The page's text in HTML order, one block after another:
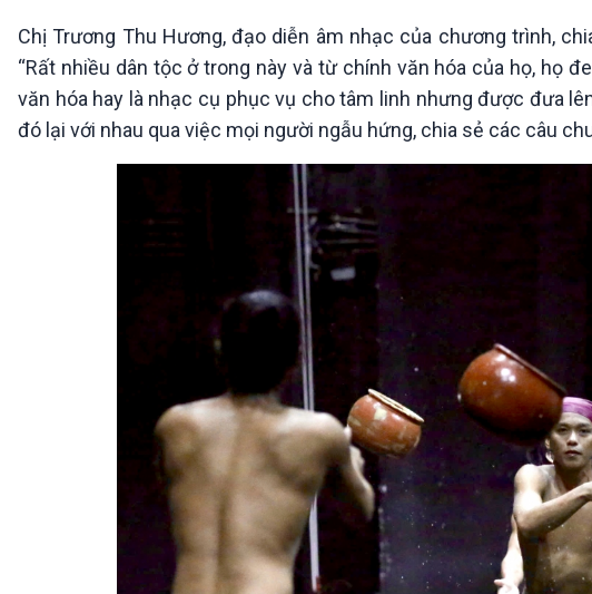
Chị Trương Thu Hương, đạo diễn âm nhạc của chương trình,
“Rất nhiều dân tộc ở trong này và từ chính văn hóa của họ, họ
văn hóa hay là nhạc cụ phục vụ cho tâm linh nhưng được đưa
đó lại với nhau qua việc mọi người ngẫu hứng, chia sẻ các câu